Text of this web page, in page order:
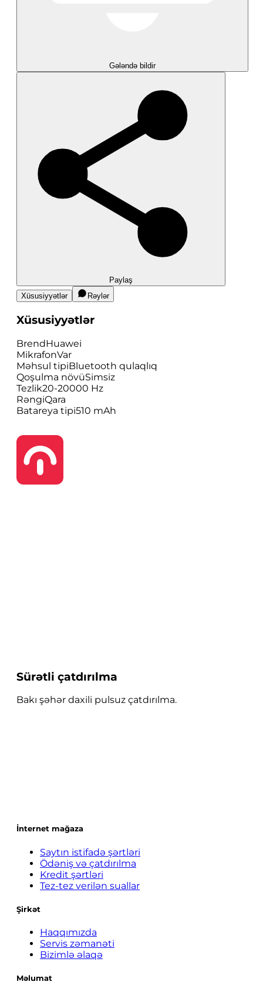
Gələndə bildir
Paylaş
Xüsusiyyətlər
Rəylər
Xüsusiyyətlər
BrendHuawei
MikrafonVar
Məhsul tipiBluetooth qulaqlıq
Qoşulma növüSimsiz
Tezlik20-20000 Hz
RəngiQara
Batareya tipi510 mAh
Sürətli çatdırılma
Bakı şəhər daxili pulsuz çatdırılma.
İnternet mağaza
Saytın istifadə şərtləri
Ödəniş və çatdırılma
Kredit şərtləri
Tez-tez verilən suallar
Şirkət
Haqqımızda
Servis zəmanəti
Bizimlə əlaqə
Məlumat